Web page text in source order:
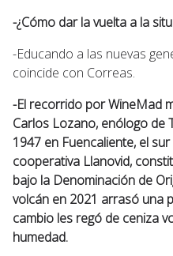
-¿Cómo dar la vuelta a la
-Educando a las nuevas
coincide con Correas.
-El recorrido por WineMad
Carlos Lozano, enólogo de
1947 en Fuencaliente, el
cooperativa Llanovid,
bajo la Denominación de
volcán en 2021 arrasó una
cambio les regó de ceniza
humedad.